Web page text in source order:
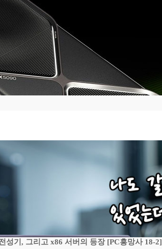
성기, 그리고 x86 서버의 등장 [PC흥망사 18-2]